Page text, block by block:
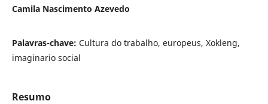
Camila Nascimento Azevedo
Palavras-chave: Cultura do trabalho, europeus, Xokleng,
imaginario social
Resumo